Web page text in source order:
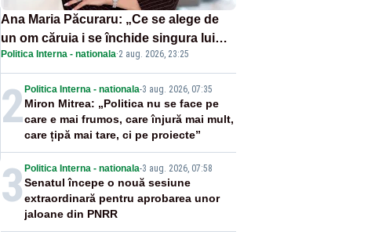
Ana Maria Păcuraru: „Ce se alege de
un om căruia i se închide singura lui
portiță?”
Politica Interna - nationala·2 aug. 2026, 23:25
2 Politica Interna - nationala-3 aug. 2026, 07:35
Miron Mitrea: „Politica nu se face pe
care e mai frumos, care înjură mai mult,
care țipă mai tare, ci pe proiecte”
3 Politica Interna - nationala-3 aug. 2026, 07:58
Senatul începe o nouă sesiune
extraordinară pentru aprobarea unor
jaloane din PNRR